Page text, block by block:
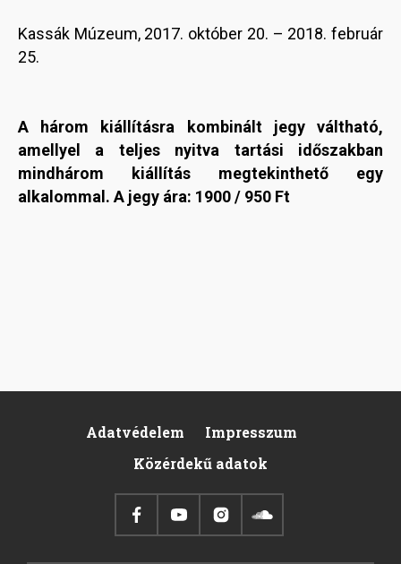
Kassák Múzeum, 2017. október 20. – 2018. február
25.
A három kiállításra kombinált jegy váltható,
amellyel a teljes nyitva tartási időszakban
mindhárom kiállítás megtekinthető egy
alkalommal. A jegy ára: 1900 / 950 Ft
Adatvédelem
Impresszum
Közérdekű adatok